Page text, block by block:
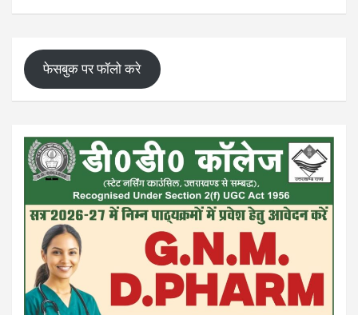
फेसबुक पर फॉलो करे